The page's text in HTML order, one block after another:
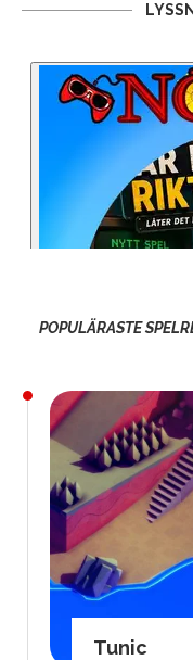
POPULÄRASTE
Tunic